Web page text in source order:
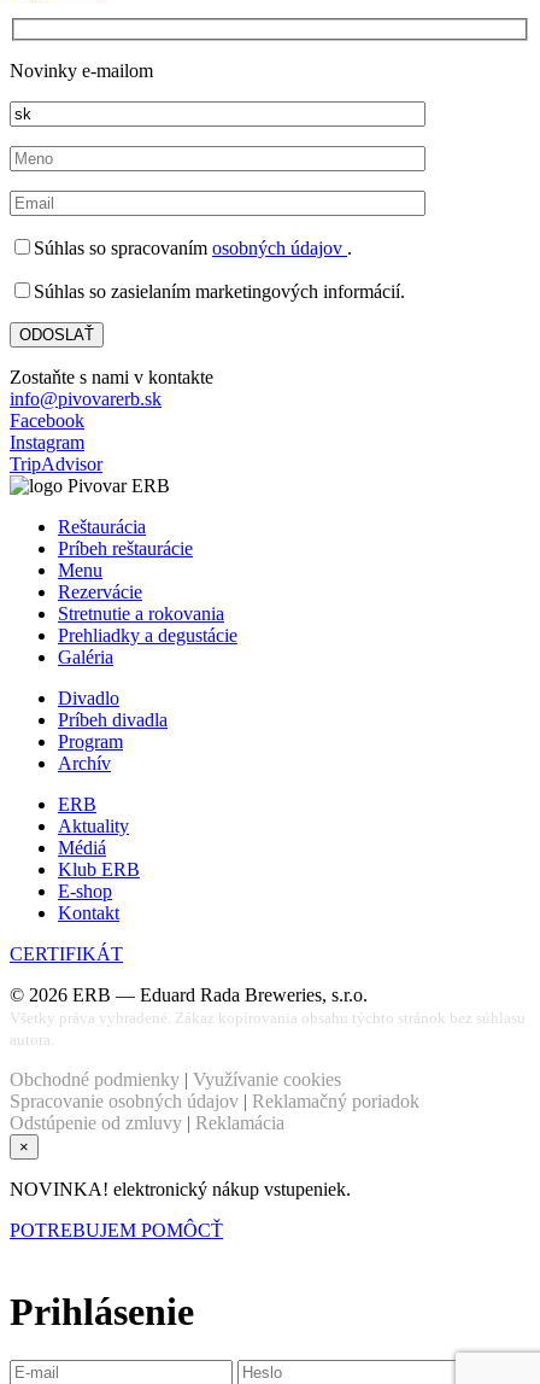
Novinky e-mailom
Súhlas so spracovaním osobných údajov .
Súhlas so zasielaním marketingových informácií.
Zostaňte s nami v kontakte
info@pivovarerb.sk
Facebook
Instagram
TripAdvisor
Reštaurácia
Príbeh reštaurácie
Menu
Rezervácie
Stretnutie a rokovania
Prehliadky a degustácie
Galéria
Divadlo
Príbeh divadla
Program
Archív
ERB
Aktuality
Médiá
Klub ERB
E-shop
Kontakt
CERTIFIKÁT
© 2026 ERB — Eduard Rada Breweries, s.r.o.
Všetky práva vyhradené. Zákaz kopírovania obsahu týchto stránok bez súhlasu
autora.
Obchodné podmienky | Využívanie cookies
Spracovanie osobných údajov | Reklamačný poriadok
Odstúpenie od zmluvy | Reklamácia
×
NOVINKA! elektronický nákup vstupeniek.
POTREBUJEM POMÔCŤ
Prihlásenie